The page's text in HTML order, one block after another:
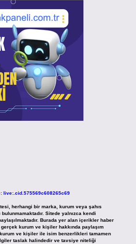
live:.cid.575569c608265c69
herhangi bir marka, kurum veya şahıs
Sitede yalnızca kendi
Burada yer alan içerikler haber
kurum ve kişiler hakkında paylaşım
kurum ve kişiler ile isim benzerlikleri tamamen
taslak halindedir ve tavsiye niteliği